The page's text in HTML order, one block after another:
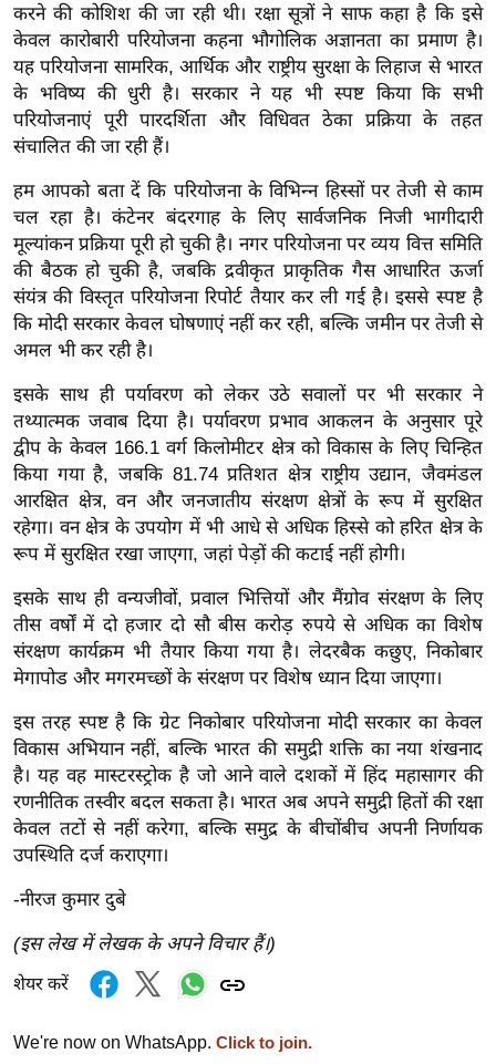
ली
वु
ड
हॉ
ली
ड
फि
ल्म
स
मी
क्षा
r
e
a
k
i
n
N
e
w
ला
इ
फ
स्टा
टे
क्नॉ
जी
टी
करने की कोशिश की जा रही थी। रक्षा सूत्रों ने साफ कहा है कि इसे
केवल कारोबारी परियोजना कहना भौगोलिक अज्ञानता का प्रमाण है।
यह परियोजना सामरिक, आर्थिक और राष्ट्रीय सुरक्षा के लिहाज से भारत
के भविष्य की धुरी है। सरकार ने यह भी स्पष्ट किया कि सभी
परियोजनाएं पूरी पारदर्शिता और विधिवत ठेका प्रक्रिया के तहत
संचालित की जा रही हैं।
हम आपको बता दें कि परियोजना के विभिन्न हिस्सों पर तेजी से काम
चल रहा है। कंटेनर बंदरगाह के लिए सार्वजनिक निजी भागीदारी
मूल्यांकन प्रक्रिया पूरी हो चुकी है। नगर परियोजना पर व्यय वित्त समिति
की बैठक हो चुकी है, जबकि द्रवीकृत प्राकृतिक गैस आधारित ऊर्जा
संयंत्र की विस्तृत परियोजना रिपोर्ट तैयार कर ली गई है। इससे स्पष्ट है
कि मोदी सरकार केवल घोषणाएं नहीं कर रही, बल्कि जमीन पर तेजी से
अमल भी कर रही है।
इसके साथ ही पर्यावरण को लेकर उठे सवालों पर भी सरकार ने
तथ्यात्मक जवाब दिया है। पर्यावरण प्रभाव आकलन के अनुसार पूरे
द्वीप के केवल 166.1 वर्ग किलोमीटर क्षेत्र को विकास के लिए चिन्हित
किया गया है, जबकि 81.74 प्रतिशत क्षेत्र राष्ट्रीय उद्यान, जैवमंडल
आरक्षित क्षेत्र, वन और जनजातीय संरक्षण क्षेत्रों के रूप में सुरक्षित
रहेगा। वन क्षेत्र के उपयोग में भी आधे से अधिक हिस्से को हरित क्षेत्र के
रूप में सुरक्षित रखा जाएगा, जहां पेड़ों की कटाई नहीं होगी।
इसके साथ ही वन्यजीवों, प्रवाल भित्तियों और मैंग्रोव संरक्षण के लिए
तीस वर्षों में दो हजार दो सौ बीस करोड़ रुपये से अधिक का विशेष
संरक्षण कार्यक्रम भी तैयार किया गया है। लेदरबैक कछुए, निकोबार
मेगापोड और मगरमच्छों के संरक्षण पर विशेष ध्यान दिया जाएगा।
इस तरह स्पष्ट है कि ग्रेट निकोबार परियोजना मोदी सरकार का केवल
विकास अभियान नहीं, बल्कि भारत की समुद्री शक्ति का नया शंखनाद
है। यह वह मास्टरस्ट्रोक है जो आने वाले दशकों में हिंद महासागर की
रणनीतिक तस्वीर बदल सकता है। भारत अब अपने समुद्री हितों की रक्षा
केवल तटों से नहीं करेगा, बल्कि समुद्र के बीचोंबीच अपनी निर्णायक
उपस्थिति दर्ज कराएगा।
-नीरज कुमार दुबे
(इस लेख में लेखक के अपने विचार हैं।)
शेयर करें
We're now on WhatsApp. Click to join.